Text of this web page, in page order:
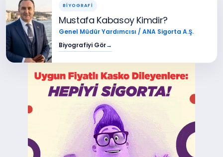
BİYOGRAFİ
Mustafa Kabasoy Kimdir?
Genel Müdür Yardımcısı / ANA Sigorta A.Ş.
Biyografiyi Gör→